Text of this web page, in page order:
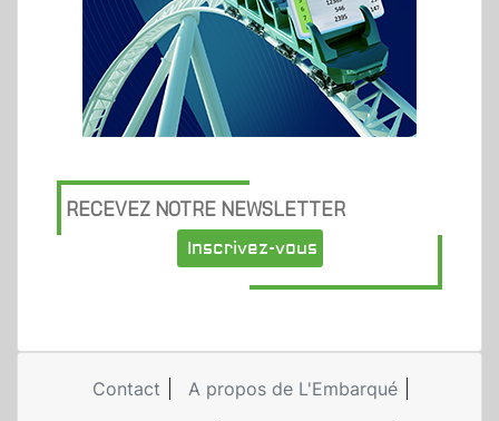
RECEVEZ NOTRE NEWSLETTER
Inscrivez-vous
Contact
A propos de L'Embarqué